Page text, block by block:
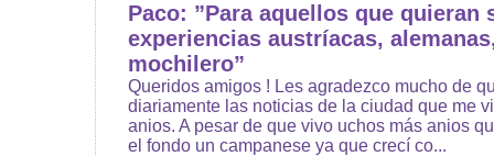
Paco: ”Para aquellos que quieran
experiencias austríacas,
mochilero”
Queridos amigos ! Les agradezco mucho de
diariamente las noticias de la ciudad que me
anios. A pesar de que vivo uchos más anios
el fondo un campanese ya que crecí co...